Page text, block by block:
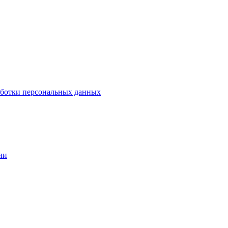
персональных данных